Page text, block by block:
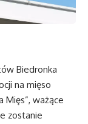
Biedronka
na mięso
Mięs”, ważące
zostanie